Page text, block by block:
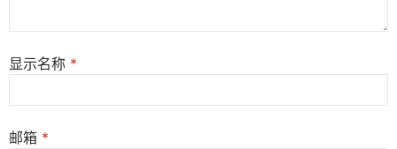
显示名称 *
邮箱 *